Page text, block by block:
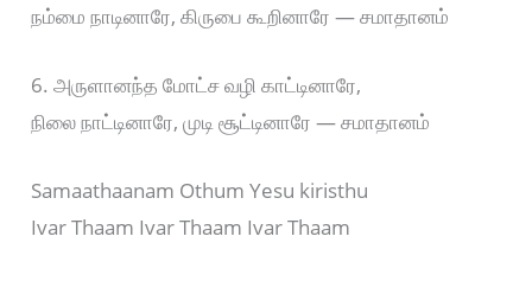
நம்மை நாடினாரே, கிருபை கூறினாரே — சமாதானம்
6. அருளானந்த மோட்ச வழி காட்டினாரே,
நிலை நாட்டினாரே, முடி சூட்டினாரே — சமாதானம்
Samaathaanam Othum Yesu kiristhu
Ivar Thaam Ivar Thaam Ivar Thaam